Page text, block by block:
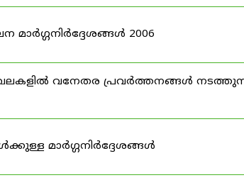
മാർഗ്ഗനിർദ്ദേശങ്ങൾ 2006
വനേതര പ്രവർത്തനങ്ങൾ
മാർഗ്ഗനിർദ്ദേശങ്ങൾ